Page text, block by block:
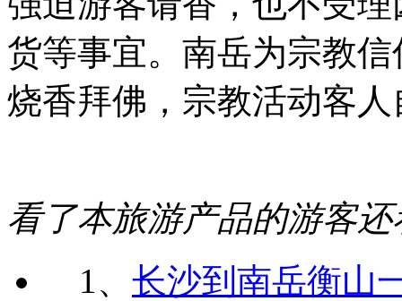
货等事宜。南岳为宗教
烧香拜佛，宗教活动客
看了本旅游产品的游客还
1、 长沙到南岳衡山